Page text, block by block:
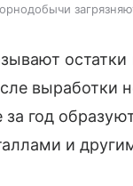
выработки
за год
и